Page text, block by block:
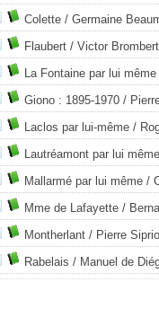
Colette / Germaine
Flaubert / Victor Brombert
La Fontaine par lui même
Giono : 1895-1970 /
Laclos par lui-même /
Lautréamont par lui même
Mallarmé par lui même /
Mme de Lafayette /
Montherlant / Pierre
Rabelais / Manuel de